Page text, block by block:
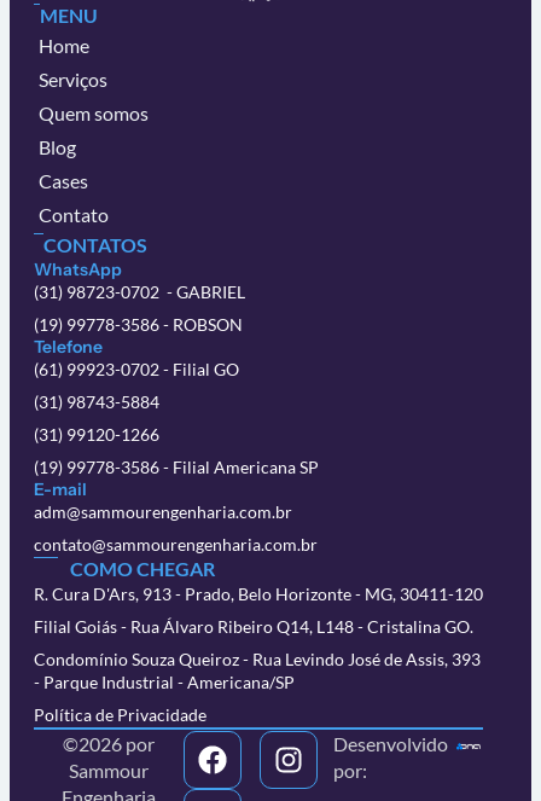
MENU
Home
Serviços
Quem somos
Blog
Cases
Contato
CONTATOS
WhatsApp
(31) 98723-0702 - GABRIEL
(19) 99778-3586 - ROBSON
Telefone
(61) 99923-0702 - Filial GO
(31) 98743-5884
(31) 99120-1266
(19) 99778-3586 - Filial Americana SP
E-mail
adm@sammourengenharia.com.br
contato@sammourengenharia.com.br
COMO CHEGAR
R. Cura D'Ars, 913 - Prado, Belo Horizonte - MG, 30411-120
Filial Goiás - Rua Álvaro Ribeiro Q14, L148 - Cristalina GO.
Condomínio Souza Queiroz - Rua Levindo José de Assis, 393
- Parque Industrial - Americana/SP
Política de Privacidade
©2026 por
Sammour
Desenvolvido
por: